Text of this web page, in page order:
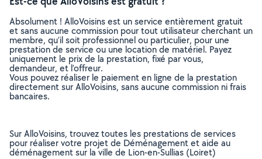
Absolument ! AlloVoisins est un service entièrement gratuit
et sans aucune commission pour tout utilisateur cherchant un
membre, qu’il soit professionnel ou particulier, pour une
prestation de service ou une location de matériel. Payez
uniquement le prix de la prestation, fixé par vous,
demandeur, et l’offreur.
Vous pouvez réaliser le paiement en ligne de la prestation
directement sur AlloVoisins, sans aucune commission ni frais
bancaires.
Sur AlloVoisins, trouvez toutes les prestations de services
pour réaliser votre projet de Déménagement et aide au
déménagement sur la ville de Lion-en-Sullias (Loiret)